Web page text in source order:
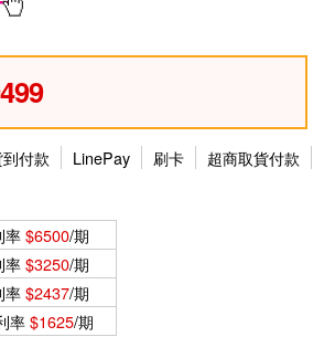
付款 LinePay 刷卡
超商取貨付款
率$6500/期
率$3250/期
率$2437/期
率$1625/期